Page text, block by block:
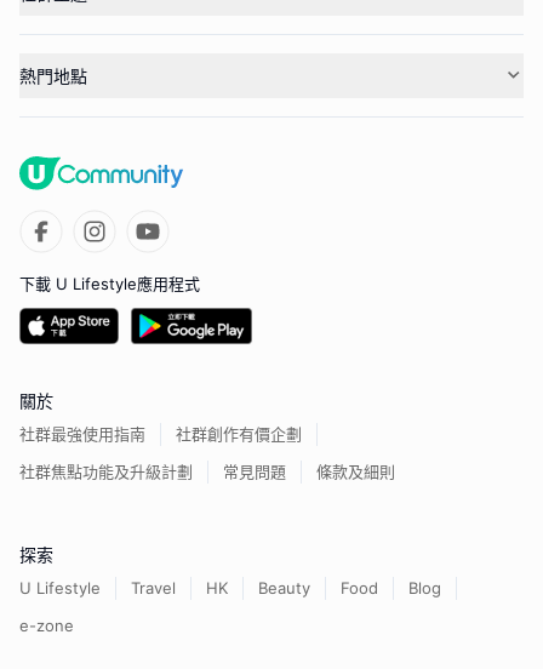
熱門地點
下載 U Lifestyle應用程式
關於
社群最強使用指南
社群創作有價企劃
社群焦點功能及升級計劃
常見問題 條款及細則
探索
U Lifestyle Travel HK Beauty Food
Blog
e-zone